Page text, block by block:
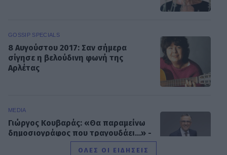
GOSSIP SPECIALS
8 Αυγούστου 2017: Σαν σήμερα
σίγησε η βελούδινη φωνή της
Αρλέτας
MEDIA
Γιώργος Κουβαράς: «Θα παραμείνω
δημοσιογράφος που τραγουδάει...» -
Η συνεργασία με τον Σαββιδάκη
ΟΛΕΣ ΟΙ ΕΙΔΗΣΕΙΣ